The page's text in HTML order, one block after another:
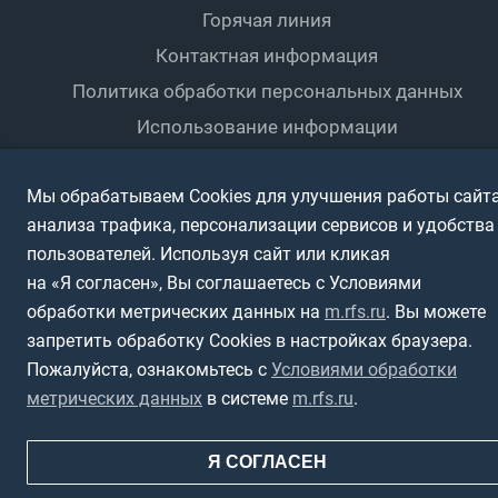
Футбольное двоеборье
Спортшколы
Дети
Ветераны
Горячая линия
Контактная информация
Политика обработки персональных данных
Использование информации
Мы обрабатываем Cookies для улучшения работы
анализа трафика, персонализации сервисов и удобства
пользователей. Используя сайт или кликая
на «Я согласен», Вы соглашаетесь с Условиями
обработки метрических данных на m.rfs.ru. Вы можете
запретить обработку Cookies в настройках браузера.
Пожалуйста, ознакомьтесь с Условиями обработки
метрических данных в системе m.rfs.ru.
Я СОГЛАСЕН